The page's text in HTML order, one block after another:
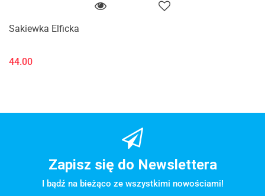
Sakiewka Elficka
44.00
Zapisz się do Newslettera
I bądź na bieżąco ze wszystkimi nowościami!